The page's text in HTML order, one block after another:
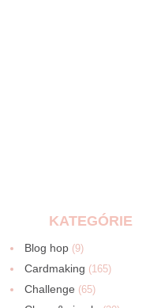
KATEGÓRIE
Blog hop (9)
Cardmaking (165)
Challenge (65)